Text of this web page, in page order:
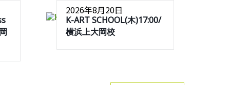
2026年8月20日
K-ART SCHOOL(木)17:00/
横浜上大岡校